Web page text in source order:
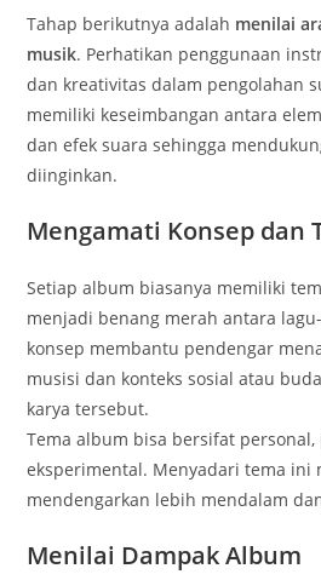
Tahap berikutnya adalah menilai
musik. Perhatikan penggunaan
dan kreativitas dalam pengolahan
memiliki keseimbangan antara
dan efek suara sehingga
diinginkan.
Mengamati Konsep dan
Setiap album biasanya memiliki
menjadi benang merah antara
konsep membantu pendengar
musisi dan konteks sosial atau
karya tersebut.
Tema album bisa bersifat
eksperimental. Menyadari tema ini
mendengarkan lebih mendalam
Menilai Dampak Album